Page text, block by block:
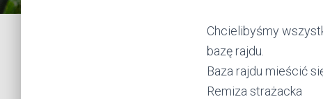
Chcielibyśmy
bazę rajdu.
Baza rajdu mieścić
Remiza strażacka